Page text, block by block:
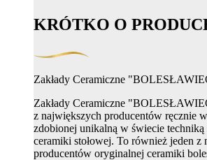
KRÓTKO O
Zakłady Ceramiczne
Zakłady Ceramiczne
z największych producentów ręcznie
zdobionej unikalną w świecie techniką
ceramiki stołowej. To również jeden z
producentów oryginalnej ceramiki